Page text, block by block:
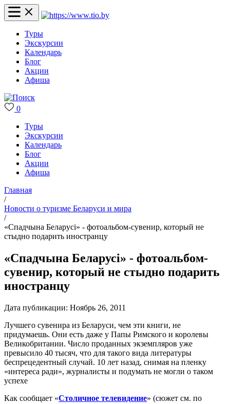
Туры
Экскурсии
Календарь
Блог
Акции
Афиша
0
Туры
Экскурсии
Календарь
Блог
Акции
Афиша
Главная
/
Новости о туризме Беларуси и мира
/
«Спадчына Беларусі» - фотоальбом-сувенир, который не
стыдно подарить иностранцу
«Спадчына Беларусі» - фотоальбом-
сувенир, который не стыдно подарить
иностранцу
Дата публикации: Ноябрь 26, 2011
Лучшего сувенира из Беларуси, чем эти книги, не
придумаешь. Они есть даже у Папы Римского и королевы
Великобритании. Число проданных экземпляров уже
превысило 40 тысяч, что для такого вида литературы
беспрецедентный случай. 10 лет назад, снимая на пленку
«интереса ради», журналисты и подумать не могли о таком
успехе
Как сообщает «Столичное телевидение» (сюжет см. по